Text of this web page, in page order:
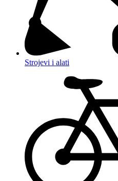
Strojevi i alati